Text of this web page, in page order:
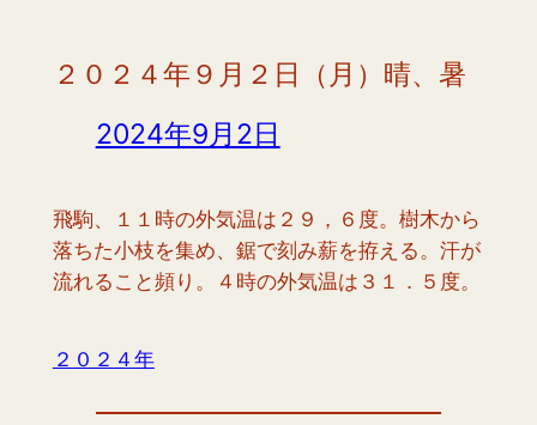
２０２４年９月２日（月）晴、暑
2024年9月2日
飛駒、１１時の外気温は２９，６度。樹木から
落ちた小枝を集め、鋸で刻み薪を拵える。汗が
流れること頻り。４時の外気温は３１．５度。
２０２４年